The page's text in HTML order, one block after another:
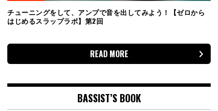
チューニングをして、アンプで音を出してみよう！【ゼロから
はじめるスラップラボ】第2回
READ MORE
BASSIST’S BOOK